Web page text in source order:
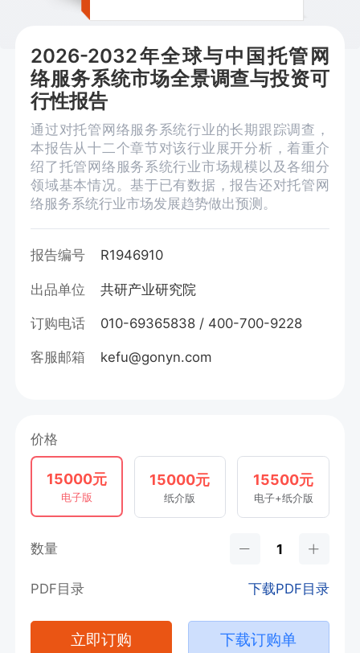
2026-2032年全球与中国托管网
络服务系统市场全景调查与投资可
行性报告
通过对托管网络服务系统行业的长期跟踪调查，
本报告从十二个章节对该行业展开分析，着重介
绍了托管网络服务系统行业市场规模以及各细分
领域基本情况。基于已有数据，报告还对托管网
络服务系统行业市场发展趋势做出预测。
报告编号 R1946910
出品单位 共研产业研究院
订购电话 010-69365838 / 400-700-9228
客服邮箱 kefu@gonyn.com
价格
15000元
电子版
15000元
纸介版
15500元
电子+纸介版
数量
PDF目录 下载PDF目录
立即订购 下载订购单